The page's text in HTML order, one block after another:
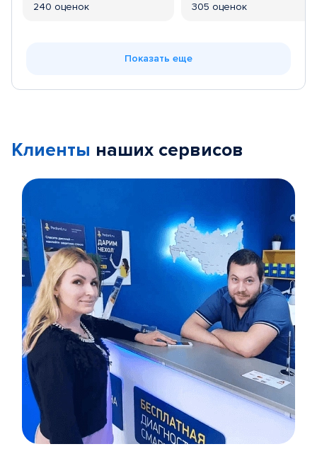
240 оценок 305 оценок
Показать еще
Клиенты наших сервисов